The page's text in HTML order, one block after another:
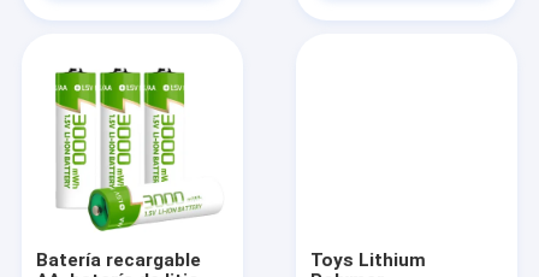
Batería recargable
Toys Lithium